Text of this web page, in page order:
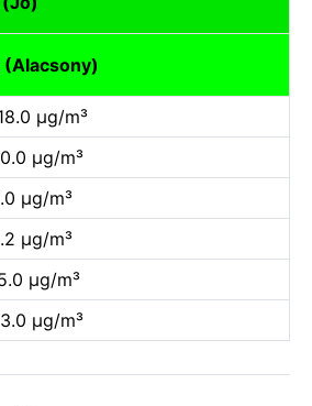
(Alacsony)
µg/m³
µg/m³
µg/m³
µg/m³
µg/m³
µg/m³